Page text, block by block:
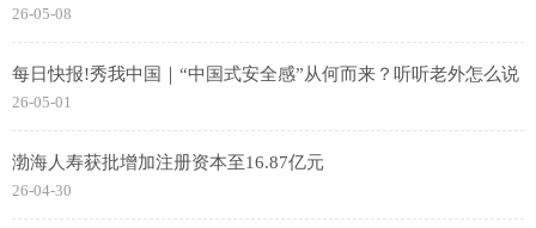
26-05-08
每日快报!秀我中国｜“中国式安全感”从何而来？听听老外怎么说
26-05-01
渤海人寿获批增加注册资本至16.87亿元
26-04-30